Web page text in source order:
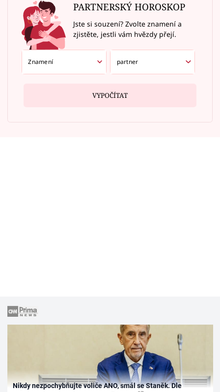
PARTNERSKÝ HOROSKOP
Jste si souzení? Zvolte znamení a
zjistěte, jestli vám hvězdy přejí.
VYPOČÍTAT
Nikdy nezpochybňujte voliče ANO, smál se Staněk. Dle